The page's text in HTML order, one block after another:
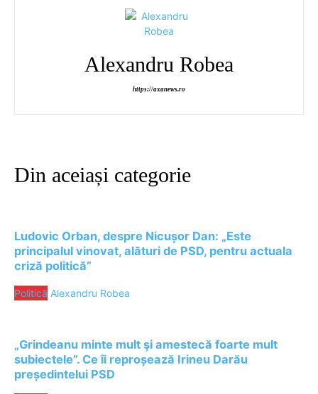
Alexandru Robea
https://axanews.ro
Din aceiași categorie
Ludovic Orban, despre Nicușor Dan: „Este
principalul vinovat, alături de PSD, pentru actuala
criză politică”
Politică Alexandru Robea
„Grindeanu minte mult şi amestecă foarte mult
subiectele”. Ce îi reproșează Irineu Darău
președintelui PSD